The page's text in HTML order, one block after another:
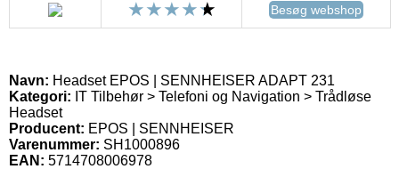
Besøg webshop
Navn: Headset EPOS | SENNHEISER ADAPT 231
Kategori: IT Tilbehør > Telefoni og Navigation > Trådløse
Headset
Producent: EPOS | SENNHEISER
Varenummer: SH1000896
EAN: 5714708006978